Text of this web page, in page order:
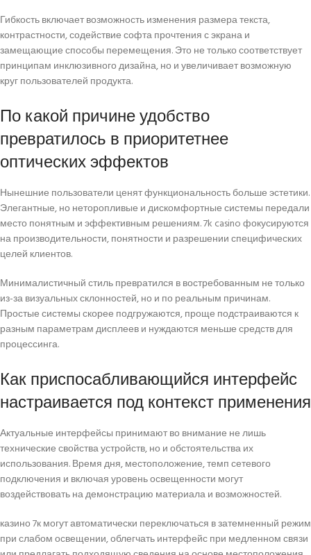
Гибкость включает возможность изменения размера текста,
контрастности, содействие софта прочтения с экрана и
замещающие способы перемещения. Это не только соответствует
принципам инклюзивного дизайна, но и увеличивает возможную
круг пользователей продукта.
По какой причине удобство
превратилось в приоритетнее
оптических эффектов
Нынешние пользователи ценят функциональность больше эстетики.
Элегантные, но неторопливые и дискомфортные системы передали
место понятным и эффективным решениям. 7k casino фокусируются
на производительности, понятности и разрешении специфических
целей клиентов.
Минималистичный стиль превратился в востребованным не только
из-за визуальных склонностей, но и по реальным причинам.
Простые системы скорее подгружаются, проще подстраиваются к
разным параметрам дисплеев и нуждаются меньше средств для
процессинга.
Как приспосабливающийся интерфейс
настраивается под контекст применения
Актуальные интерфейсы принимают во внимание не лишь
технические свойства устройств, но и обстоятельства их
использования. Время дня, местоположение, темп сетевого
подключения и включая уровень освещенности могут
воздействовать на демонстрацию материала и возможностей.
казино 7к могут автоматически переключаться в затемненный режим
при слабом освещении, облегчать интерфейс при медленном связи